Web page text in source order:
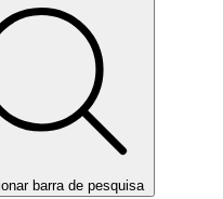
barra de pesquisa